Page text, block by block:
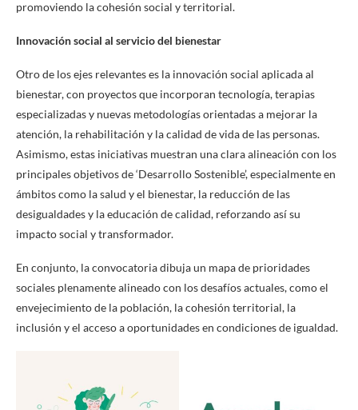
promoviendo la cohesión social y territorial.
Innovación social al servicio del bienestar
Otro de los ejes relevantes es la innovación social aplicada al
bienestar, con proyectos que incorporan tecnología, terapias
especializadas y nuevas metodologías orientadas a mejorar la
atención, la rehabilitación y la calidad de vida de las personas.
Asimismo, estas iniciativas muestran una clara alineación con los
principales objetivos de ‘Desarrollo Sostenible’, especialmente en
ámbitos como la salud y el bienestar, la reducción de las
desigualdades y la educación de calidad, reforzando así su
impacto social y transformador.
En conjunto, la convocatoria dibuja un mapa de prioridades
sociales plenamente alineado con los desafíos actuales, como el
envejecimiento de la población, la cohesión territorial, la
inclusión y el acceso a oportunidades en condiciones de igualdad.